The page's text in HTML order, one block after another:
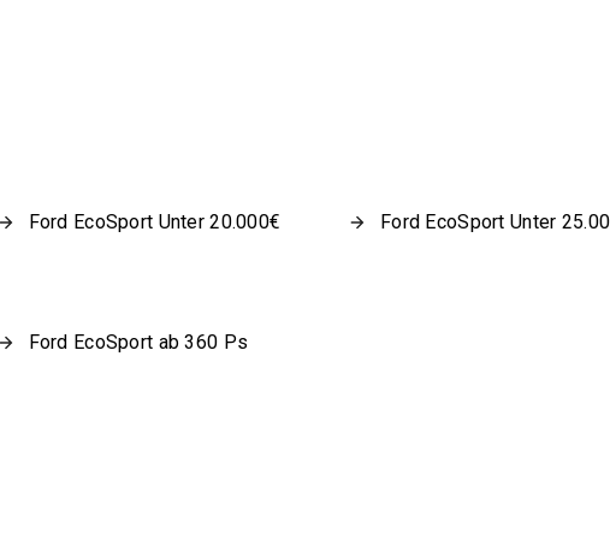
Ford EcoSport Unter 20.000€ Ford EcoSport Unter
Ford EcoSport ab 360 Ps